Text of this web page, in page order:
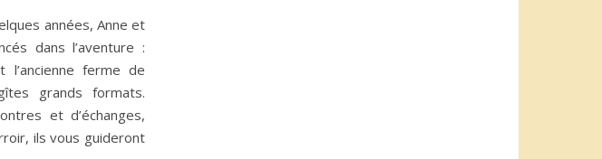
années, Anne et
dans l’aventure :
l’ancienne ferme de
grands formats.
et d’échanges,
ils vous guideront